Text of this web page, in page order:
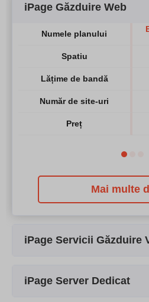
iPage Găzduire Web
Numele planului
Spatiu
Lățime de bandă
Număr de site-uri
Preț
Mai multe
iPage Servicii Găzduire
iPage Server Dedicat